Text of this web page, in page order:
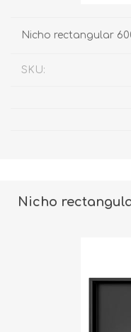
Nicho rectangular
SKU:
Nicho